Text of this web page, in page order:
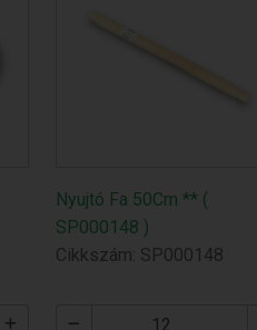
Nyujtó Fa 50Cm ** (
SP000148 )
Cikkszám: SP000148